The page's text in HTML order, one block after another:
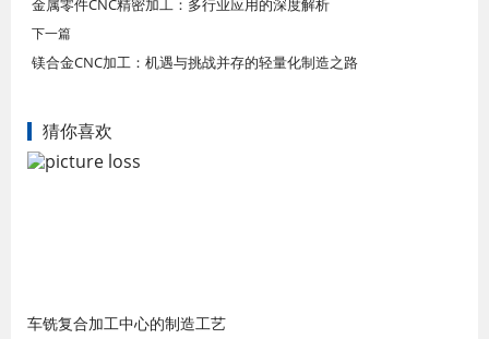
金属零件CNC精密加工：多行业应用的深度解析
下一篇
镁合金CNC加工：机遇与挑战并存的轻量化制造之路
猜你喜欢
车铣复合加工中心的制造工艺